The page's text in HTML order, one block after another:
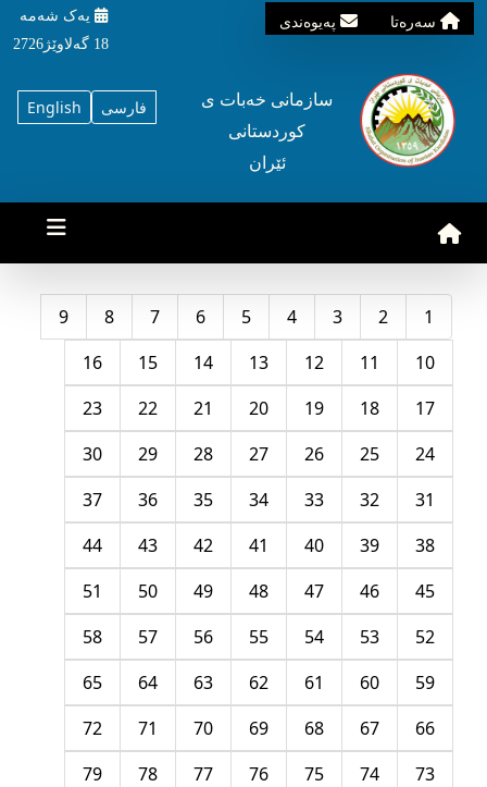
سه‌ره‌تا په‌یوه‌ندی
یه‌ک شه‌مه‌
18 گه‌لاوێژ2726
English فارسی
سازمانی خه‌بات ی
کوردستانی
ئێران
1
2
3
4
5
6
7
8
9
10
11
12
13
14
15
16
17
18
19
20
21
22
23
24
25
26
27
28
29
30
31
32
33
34
35
36
37
38
39
40
41
42
43
44
45
46
47
48
49
50
51
52
53
54
55
56
57
58
59
60
61
62
63
64
65
66
67
68
69
70
71
72
73
74
75
76
77
78
79